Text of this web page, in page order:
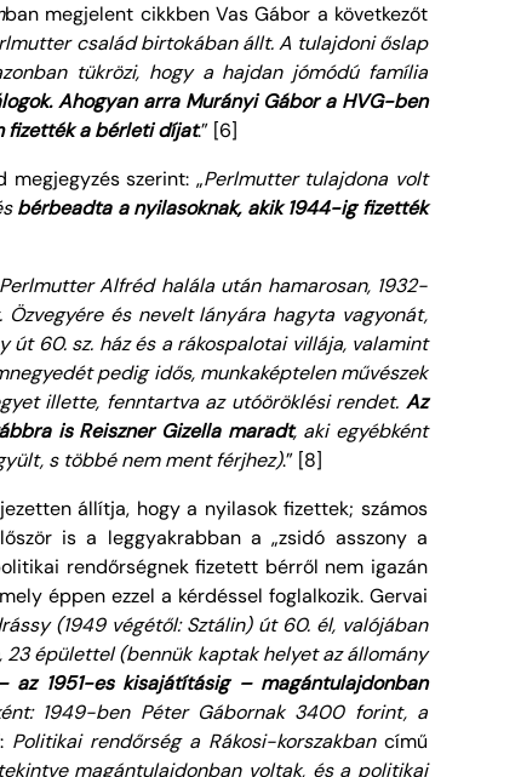
ban megjelent cikkben Vas Gábor a következőt
család birtokában állt. A tulajdoni őslap
tükrözi, hogy a hajdan jómódú família
Ahogyan arra Murányi Gábor a HVG-ben
fizették abérleti díjat.” [6]
szerint: „Perlmutter tulajdona volt
bérbeadta anyilasoknak, akik 1944-ig fizették
Perlmutter Alfréd halála után hamarosan, 1932-
és nevelt lányára hagyta vagyonát,
út 60. sz. ház és a rákospalotai villája, valamint
pedig idős, munkaképtelen művészek
illette, fenntartva az utóöröklési rendet. Az
is Reiszner Gizella maradt, aki egyébként
s többé nem ment férjhez).” [8]
állítja, hogy a nyilasok fizettek; számos
is a leggyakrabban a „zsidó asszony a
rendőrségnek fizetett bérről nem igazán
éppen ezzel a kérdéssel foglalkozik. Gervai
(1949 végétől: Sztálin) út 60. él, valójában
épülettel (bennük kaptak helyet az állomány
1951-es kisajátításig – magántulajdonban
1949-ben Péter Gábornak 3400 forint, a
Politikai rendőrség a Rákosi-korszakbancímű
magántulajdonban voltak, és a politikai